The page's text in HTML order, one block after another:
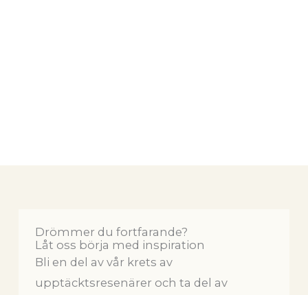
Drömmer du fortfarande?
Låt oss börja med inspiration
Bli en del av vår krets av
upptäcktsresenärer och ta del av